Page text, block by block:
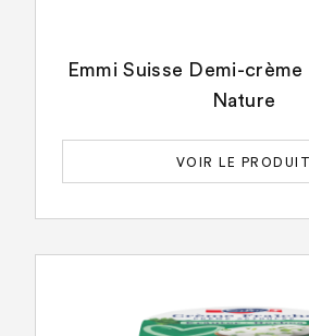
Emmi Suisse Demi-
Nature
VOIR LE PRODUIT